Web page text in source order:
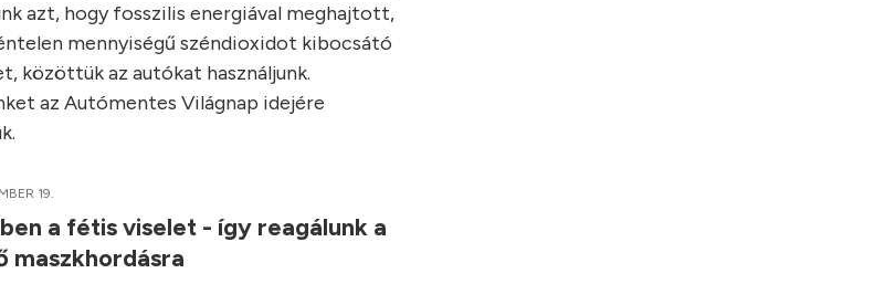
azt, hogy fosszilis energiával meghajtott,
mennyiségű széndioxidot kibocsátó
közöttük az autókat használjunk.
az Autómentes Világnap idejére
19.
a fétis viselet - így reagálunk a
maszkhordásra